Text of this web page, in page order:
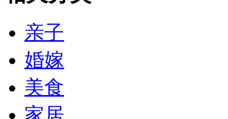
亲子
婚嫁
美食
家居